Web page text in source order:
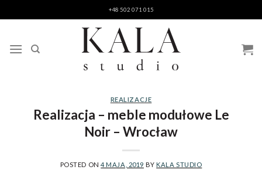
to
+48 502 071 015
REALIZACJE
Realizacja – meble modułowe Le
Noir – Wrocław
POSTED ON4 MAJA, 2019 BYKALA STUDIO